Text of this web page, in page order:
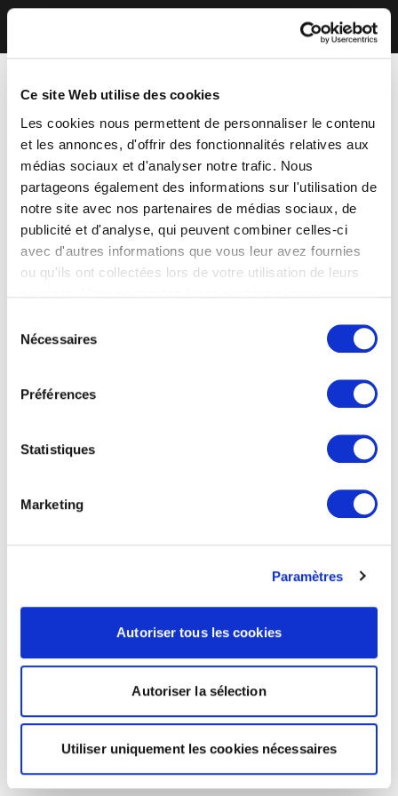
Ce site Web utilise des cookies
Les cookies nous permettent de personnaliser le contenu
et les annonces, d'offrir des fonctionnalités relatives aux
médias sociaux et d'analyser notre trafic. Nous
partageons également des informations sur l'utilisation de
notre site avec nos partenaires de médias sociaux, de
publicité et d'analyse, qui peuvent combiner celles-ci
avec d'autres informations que vous leur avez fournies
ou qu'ils ont collectées lors de votre utilisation de leurs
Nécessaires
Préférences
Statistiques
Marketing
Paramètres
Autoriser tous les cookies
Autoriser la sélection
Utiliser uniquement les cookies nécessaires